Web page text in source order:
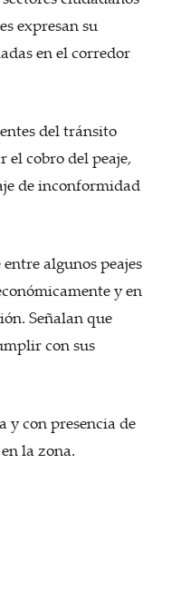
expresan su
en el corredor
del tránsito
el cobro del peaje,
de inconformidad
algunos peajes
y en
Señalan que
con sus
y con presencia de
la zona.